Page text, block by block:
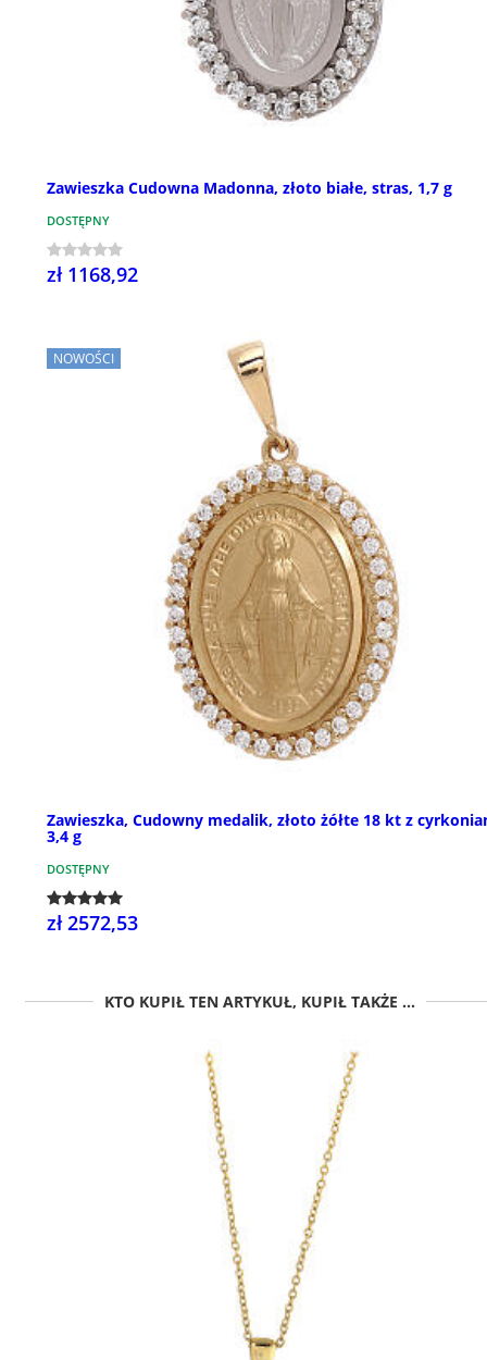
Zawieszka Cudowna Madonna, złoto białe, stras, 1,7 g
DOSTĘPNY
zł 1168,92
NOWOŚCI
Zawieszka, Cudowny medalik, złoto żółte 18 kt z
3,4 g
DOSTĘPNY
zł 2572,53
KTO KUPIŁ TEN ARTYKUŁ, KUPIŁ TAKŻE ...